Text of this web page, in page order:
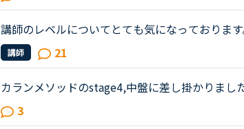
トを見ずに、最初にオーディオを聞...
講師のレベルについてとても気になっておりま
文法と発音の基礎から始めてきたおかげで、段
いることもほぼ理解できるようにな...
講師 21
カランメソッドのstage4,中盤に差し掛かりまし
の復習でテキストとオーディオを利用していま
師のリードでやっと口伝えで回答して...
3